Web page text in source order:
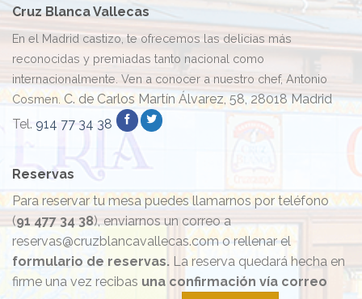
Cruz Blanca Vallecas
En el Madrid castizo, te ofrecemos las delicias más
reconocidas y premiadas tanto nacional como
internacionalmente. Ven a conocer a nuestro chef, Antonio
Cosmen. C. de Carlos Martín Álvarez, 58, 28018 Madrid
Tel. 914 77 34 38
Reservas
Para reservar tu mesa puedes llamarnos por teléfono
(91 477 34 38), enviarnos un correo a
reservas@cruzblancavallecas.com o rellenar el
formulario de reservas. La reserva quedará hecha en
firme una vez recibas una confirmación vía correo